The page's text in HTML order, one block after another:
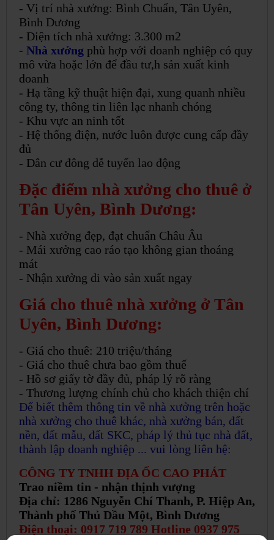
- Vị trí nhà xưởng: Bình Chuẩn, Tân Uyên,
Bình Dương
- Diện tích nhà xưởng: 3.300 m2
- Nhà xưởng phù hợp với doanh nghiệp có quy
mô vừa hoặc lớn để đầu tư,h sản xuất kinh
doanh
- Hạ tầng kỹ thuật hiện đại, xung quanh nhiều
công ty, thông tin liên lạc nhanh chóng
- Khu vực an ninh tốt
- Hệ thống điện, nước luôn được cung cấp đầy
đủ
- Dân cư đông dễ tuyển lao động
Đặc điểm nhà xưởng cho thuê ở
Tân Uyên, Bình Dương:
- Nhà xưởng đẹp, đạt chuẩn Châu Âu
- Mái xưởng cao ráo tạo không gian thoáng
mát
- Nhận xưởng di vào sản xuất ngay
Giá cho thuê nhà xưởng ở Tân
Uyên, Bình Dương:
- Giá cho thuê: 210 triệu/tháng
- Giá cho thuê chưa bao gồm thuế
- Hồ sơ giấy tờ đầy đủ, pháp lý rõ ràng
- Thương lượng chính chủ cho khách thiện chí
Để biết thêm thông tin về nhà xưởng trên hoặc
nhà xưởng cho thuê khác, nhà xưởng bán, đất
nền, đất mẫu, đất SKC, pháp lý thủ tục nhà đất,
thành lập doanh nghiệp ... vui lòng liên hệ:
CÔNG TY TNHH ĐỊA ỐC CAO PHÁT
Trao niềm tin - nhận thịnh vượng
Địa chỉ: 1286 Nguyễn Chí Thanh, P. Hiệp An,
Thành phố Thủ Dầu Một, Bình Dương
Điện thoại: 0917 719 789 Hotline 0937 975